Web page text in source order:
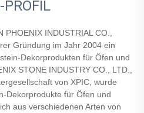
PROFIL
INDUSTRIAL CO.,
Gründung im Jahr 2004 ein
Dekorprodukten für Öfen und
STONE INDUSTRY CO., LTD.,
von XPIC, wurde
Dekorprodukte für Öfen und
aus verschiedenen Arten von